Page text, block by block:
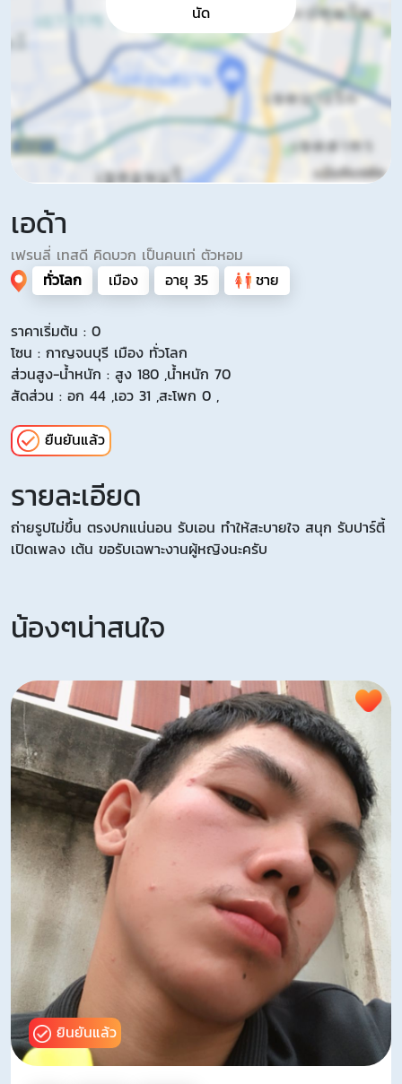
นัด
เอด้า
เฟรนลี่ เทสดี คิดบวก เป็นคนเท่ ตัวหอม
ทั่วโลก
เมือง อายุ 35 ชาย
ราคาเริ่มต้น : 0
โซน : กาญจนบุรี เมือง ทั่วโลก
ส่วนสูง-น้ำหนัก : สูง 180 ,น้ำหนัก 70
สัดส่วน : อก 44 ,เอว 31 ,สะโพก 0 ,
ยืนยันแล้ว
รายละเอียด
ถ่ายรูปไม่ขึ้น ตรงปกแน่นอน รับเอน ทำให้สะบายใจ สนุก รับปาร์ตี้
เปิดเพลง เต้น ขอรับเฉพาะงานผู้หญิงนะครับ
น้องๆน่าสนใจ
ยินยันแล้ว